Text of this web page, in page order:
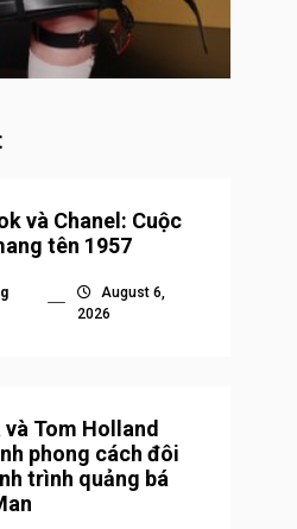
và Chanel: Cuộc
tên 1957
August 6,
2026
Tom Holland
phong cách đôi
trình quảng bá